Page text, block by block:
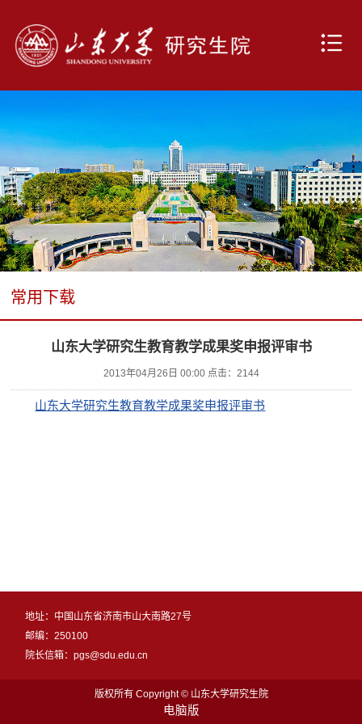
常用下载
山东大学研究生教育教学成果奖申报评审书
2013年04月26日 00:00 点击： 2144
山东大学研究生教育教学成果奖申报评审书
地址：中国山东省济南市山大南路27号
邮编：250100
院长信箱：pgs@sdu.edu.cn
版权所有 Copyright © 山东大学研究生院
电脑版